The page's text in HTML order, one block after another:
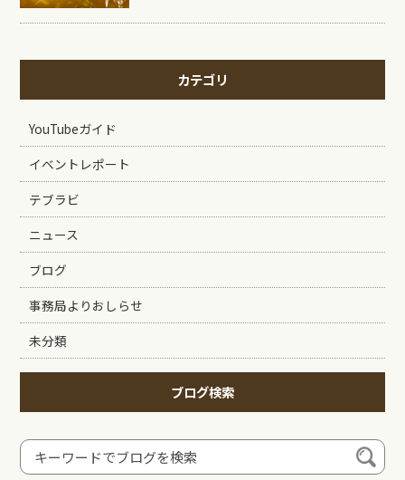
カテゴリ
YouTubeガイド
イベントレポート
テブラビ
ニュース
ブログ
事務局よりおしらせ
未分類
ブログ検索